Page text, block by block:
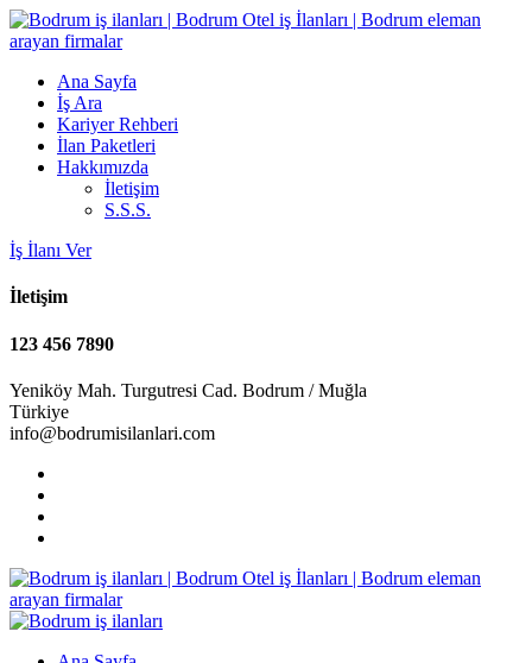
Ana Sayfa
İş Ara
Kariyer Rehberi
İlan Paketleri
Hakkımızda
İletişim
S.S.S.
İş İlanı Ver
İletişim
123 456 7890
Yeniköy Mah. Turgutresi Cad. Bodrum / Muğla
Türkiye
info@bodrumisilanlari.com